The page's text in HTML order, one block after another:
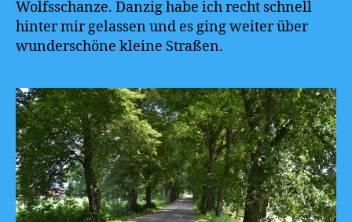
Wolfsschanze. Danzig habe ich recht schnell
hinter mir gelassen und es ging weiter über
wunderschöne kleine Straßen.